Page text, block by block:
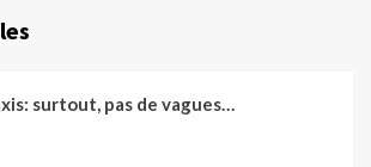
surtout, pas de vagues…